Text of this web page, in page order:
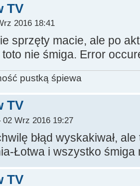
TV
2016 18:41
sprzęty macie, ale po
nie śmiga. Error
pustką śpiewa
TV
02 Wrz 2016 19:27
błąd wyskakiwał,
Łotwa i wszystko
TV